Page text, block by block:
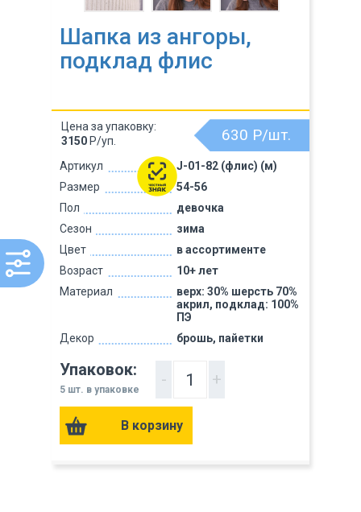
Шапка из ангоры,
подклад флис
Артикул
J-01-82 (флис) (м)
Размер
54-56
Пол
девочка
Сезон
зима
Цвет
в ассортименте
Возраст
10+ лет
Материал
верх: 30% шерсть 70%
акрил, подклад: 100%
ПЭ
Декор
брошь, пайетки
630 Р/шт.
Цена за упаковку:
3150 Р/уп.
Упаковок:
5 шт. в упаковке
- +